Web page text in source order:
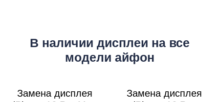
В наличии дисплеи на все
модели айфон
Замена дисплея
Замена дисплея